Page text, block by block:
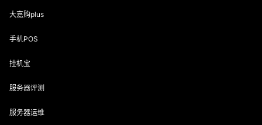
大嘉购plus
手机POS
挂机宝
服务器评测
服务器运维